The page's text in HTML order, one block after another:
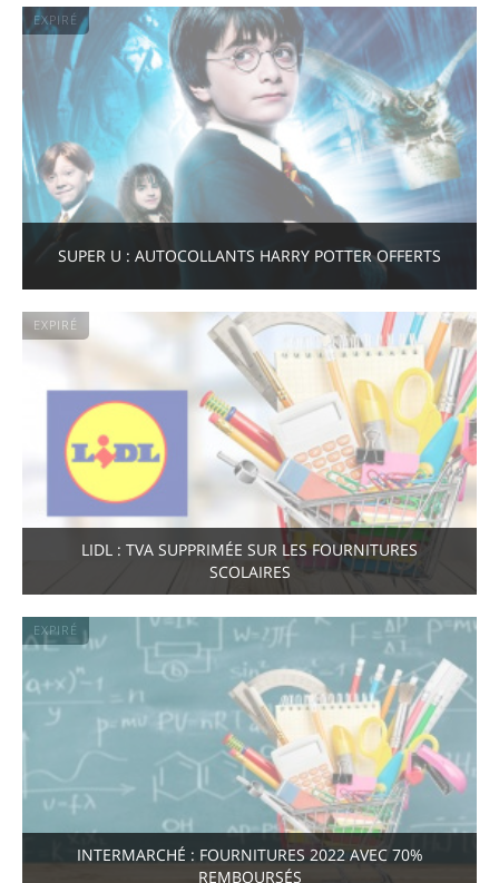
EXPIRÉ
SUPER U : AUTOCOLLANTS HARRY POTTER OFFERTS
EXPIRÉ
LIDL : TVA SUPPRIMÉE SUR LES FOURNITURES
SCOLAIRES
EXPIRÉ
INTERMARCHÉ : FOURNITURES 2022 AVEC 70%
REMBOURSÉS